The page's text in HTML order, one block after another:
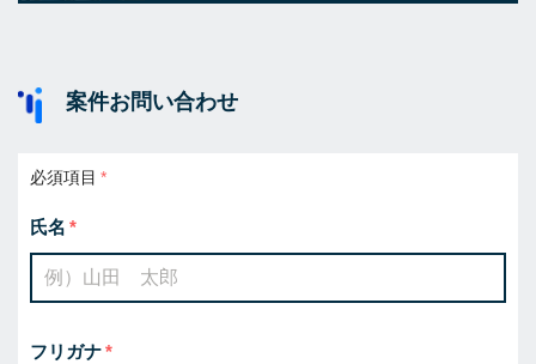
案件お問い合わせ
必須項目
氏名
フリガナ